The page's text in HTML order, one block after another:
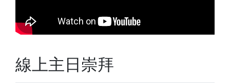
線上主日崇拜